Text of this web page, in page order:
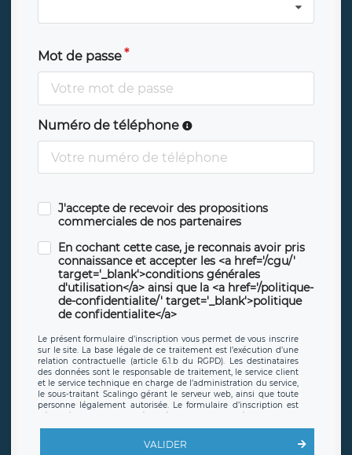
Mot de passe
Numéro de téléphone
J'accepte de recevoir des propositions
commerciales de nos partenaires
En cochant cette case, je reconnais avoir pris
connaissance et accepter les <a href='/cgu/'
target='_blank'>conditions générales
d'utilisation</a> ainsi que la <a href='/politique-
de-confidentialite/' target='_blank'>politique
de confidentialite</a>
Le présent formulaire d’inscription vous permet de vous inscrire
sur le site. La base légale de ce traitement est l’exécution d’une
relation contractuelle (article 6.1.b du RGPD). Les destinataires
des données sont le responsable de traitement, le service client
et le service technique en charge de l’administration du service,
le sous-traitant Scalingo gérant le serveur web, ainsi que toute
personne légalement autorisée. Le formulaire d’inscription est
offrant desclauses de protection conformes au RGPD. Les
en sollicite la suppression, étant entendu que vous pouvez
VALIDER